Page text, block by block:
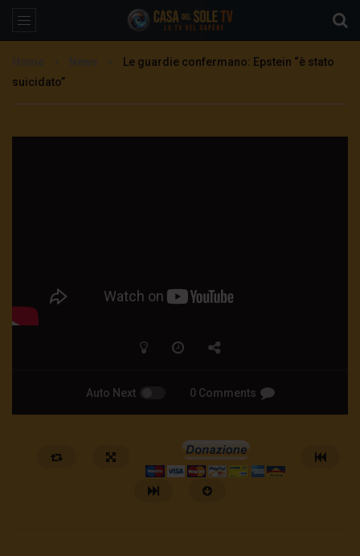
Le guardie confermano: Epstein “è stato
suicidato”
Auto Next 0 Comments